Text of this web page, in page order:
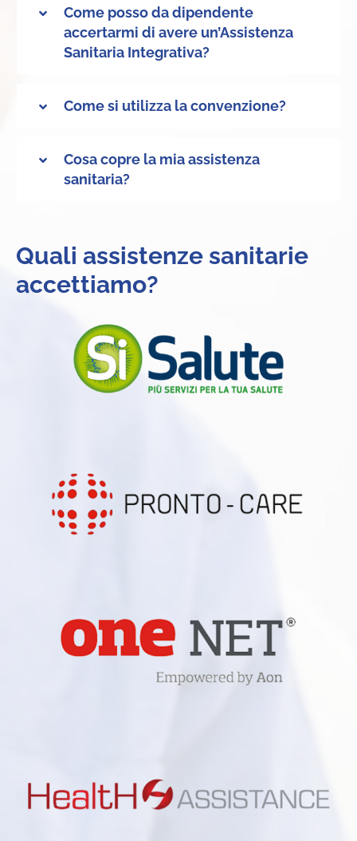
Come posso da dipendente
accertarmi di avere un’Assistenza
Sanitaria Integrativa?
Come si utilizza la convenzione?
Cosa copre la mia assistenza
sanitaria?
Quali assistenze sanitarie
accettiamo?